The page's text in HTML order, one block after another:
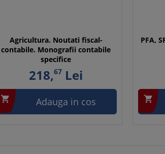
Agricultura. Noutati fiscal-
contabile. Monografii contabile
specifice
218,67 Lei
 Adauga in cos
PFA,
